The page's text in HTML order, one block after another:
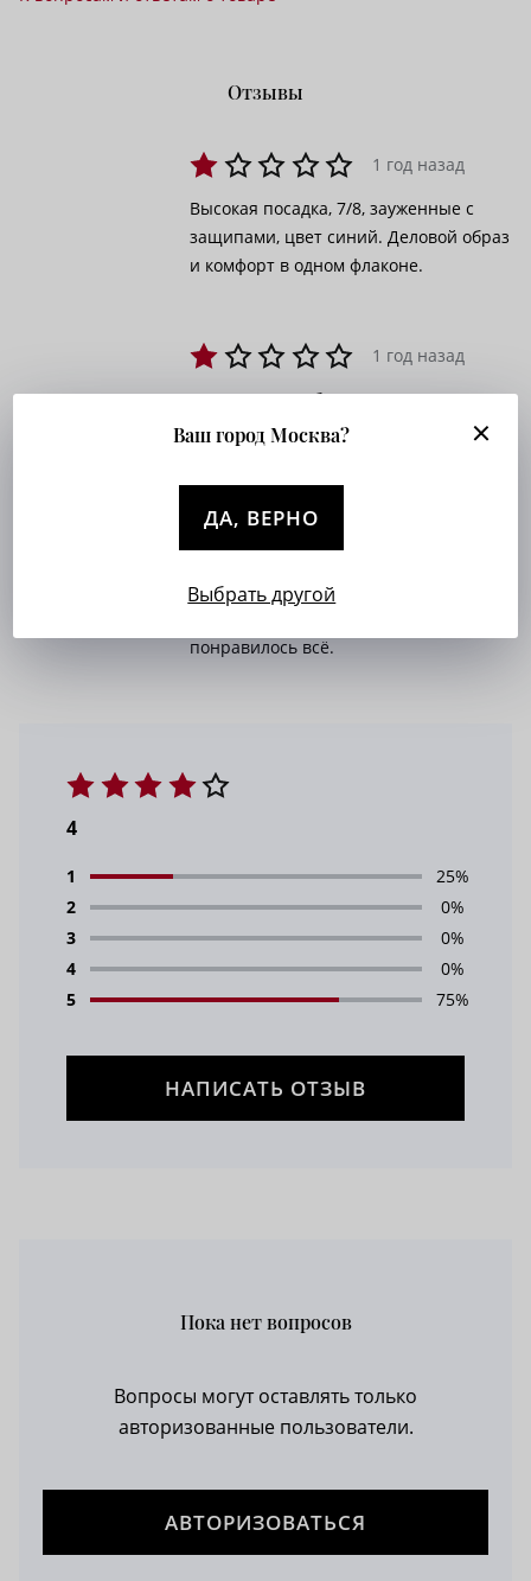
Отзывы
1 год назад
Высокая посадка, 7/8, зауженные с
защипами, цвет синий. Деловой образ
и комфорт в одном флаконе.
1 год назад
Резинка сидит безупречно, с
защипами смотрится аккуратно, не
Очень хорошая посадка, взяла такую
понравилось всё.
4
1
25%
2
0%
3
0%
4
0%
5
75%
НАПИСАТЬ ОТЗЫВ
Пока нет вопросов
Вопросы могут оставлять только
авторизованные пользователи.
АВТОРИЗОВАТЬСЯ
Ваш город Москва?
ДА, ВЕРНО
Выбрать другой